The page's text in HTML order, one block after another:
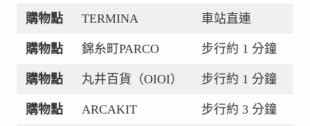
購物點 TERMINA 車站直連
購物點 錦糸町PARCO 步行約 1 分鐘
購物點 丸井百貨（OIOI） 步行約 1 分鐘
購物點 ARCAKIT 步行約 3 分鐘